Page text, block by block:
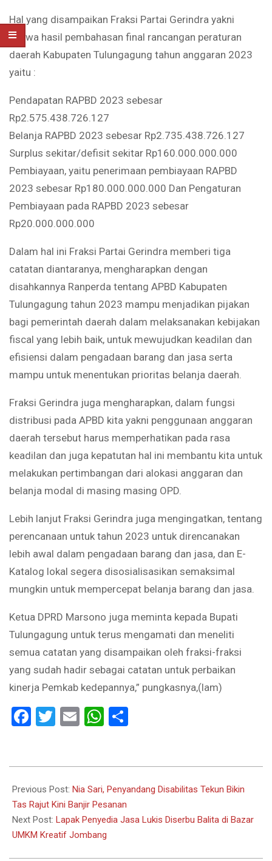
Hal yang disampaikan Fraksi Partai Gerindra yakni
bahwa hasil pembahasan final rancangan peraturan
daerah Kabupaten Tulungagung tahun anggaran 2023
yaitu :
Pendapatan RAPBD 2023 sebesar
Rp2.575.438.726.127
Belanja RAPBD 2023 sebesar Rp2.735.438.726.127
Surplus sekitar/defisit sekitar Rp160.000.000.000
Pembiayaan, yaitu penerimaan pembiayaan RAPBD
2023 sebesar Rp180.000.000.000 Dan Pengaturan
Pembiayaan pada RAPBD 2023 sebesar
Rp20.000.000.000
Dalam hal ini Fraksi Partai Gerindra memberi tiga
catatan diantaranya, mengharapkan dengan
disahkannya Ranperda tentang APBD Kabupaten
Tulungagung tahun 2023 mampu menjadikan pijakan
bagi pemerintah daerah dalam melaksanakan kebijakan
fiscal yang lebih baik, untuk mewujudkan keadilan dan
efisiensi dalam pengadaan barang dan jasa serta
mampu untuk menentukan prioritas belanja daerah.
Fraksi Gerindra juga mengharapkan, dalam fungsi
distribusi pada APBD kita yakni penggunaan anggaran
daerah tersebut harus memperhatikan pada rasa
keadilan dan juga kepatutan hal ini membantu kita untuk
melakukan pertimbangan dari alokasi anggaran dan
belanja modal di masing masing OPD.
Lebih lanjut Fraksi Gerindra juga mengingatkan, tentang
perencanaan untuk tahun 2023 untuk direncanakan
lebih awal dalam pengadaan barang dan jasa, dan E-
Katalog lokal segera disosialisasikan semaksimal
mungkin untuk mempercepat belanja barang dan jasa.
Ketua DPRD Marsono juga meminta kepada Bupati
Tulungagung untuk terus mengamati dan meneliti
semua catatan yang disampaikan oleh fraksi-fraksi
yang sudah hadir sebagai catatan untuk perbaikan
kinerja Pemkab kedepannya,” pungkasnya,(lam)
Facebook
Twitter
EmailWhatsApp
11-
20
Previous Post: Nia Sari, Penyandang Disabilitas Tekun Bikin
Tas Rajut Kini Banjir Pesanan
Next Post: Lapak Penyedia Jasa Lukis Diserbu Balita di Bazar
UMKM Kreatif Jombang